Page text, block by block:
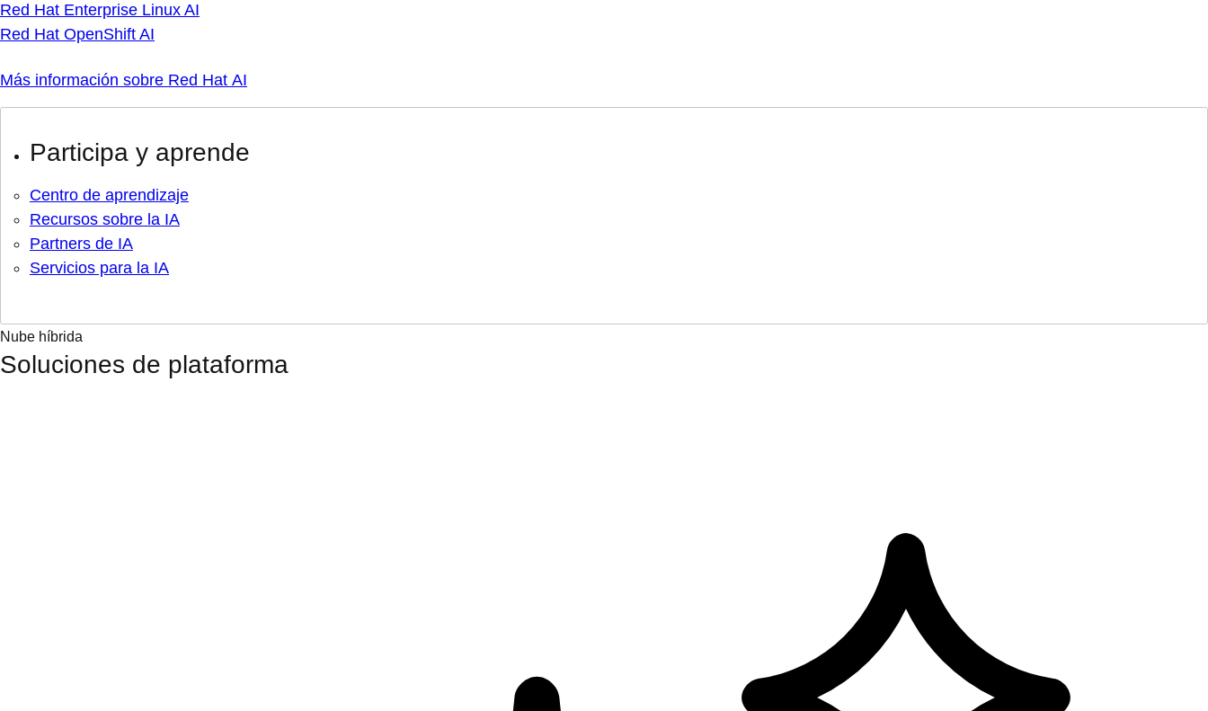
Red Hat Enterprise Linux AI
Red Hat OpenShift AI
Más información sobre Red Hat AI
Participa y aprende
Centro de aprendizaje
Recursos sobre la IA
Partners de IA
Servicios para la IA
Nube híbrida
Soluciones de plataforma